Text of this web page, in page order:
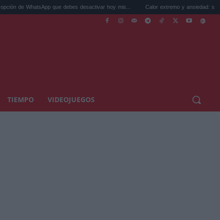
que debes desactivar hoy mis... Calor extremo y ansiedad: síntomas
TIEMPO VIDEOJUEGOS